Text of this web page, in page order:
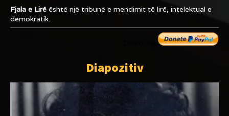
Fjala e Lirë është një tribunë e mendimit të lirë, intelektual e
demokratik.
Diapozitiv